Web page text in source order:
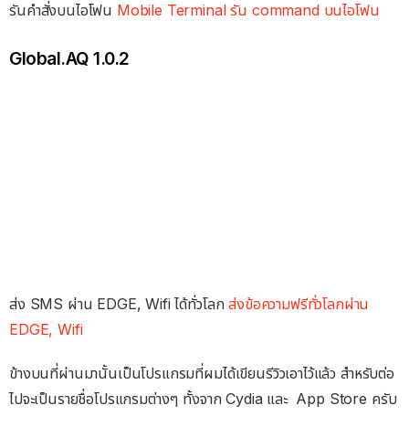
รันคำสั่งบนไอโฟน Mobile Terminal รัน command บนไอโฟน
Global.AQ 1.0.2
ส่ง SMS ผ่าน EDGE, Wifi ได้ทั่วโลกส่งข้อความฟรีทั่วโลกผ่าน
EDGE, Wifi
ข้างบนที่ผ่านมานั้นเป็นโปรแกรมที่ผมได้เขียนรีวิวเอาไว้แล้ว สำหรับต่อ
ไปจะเป็นรายชื่อโปรแกรมต่างๆ ทั้งจาก Cydia และ App Store ครับ